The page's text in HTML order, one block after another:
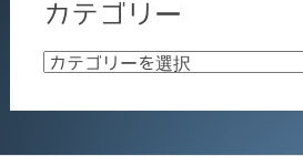
カテゴリー
カ
ゴ